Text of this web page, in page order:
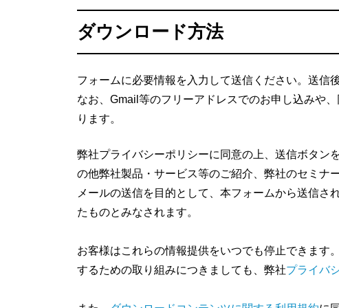
ダウンロード方法
フォームに必要情報を入力して送信ください。送信
なお、Gmail等のフリーアドレスでのお申し込みや
ります。
弊社プライバシーポリシーに同意の上、送信ボタン
の他弊社製品・サービス等のご紹介、弊社のセミナ
メールの送信を目的として、本フォームから送信さ
たものとみなされます。
お客様はこれらの情報提供をいつでも停止できます
するための取り組みにつきましても、弊社プライバ